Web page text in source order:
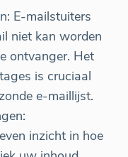
E-mailstuiters
niet kan worden
ontvanger. Het
is cruciaal
e-maillijst.
inzicht in hoe